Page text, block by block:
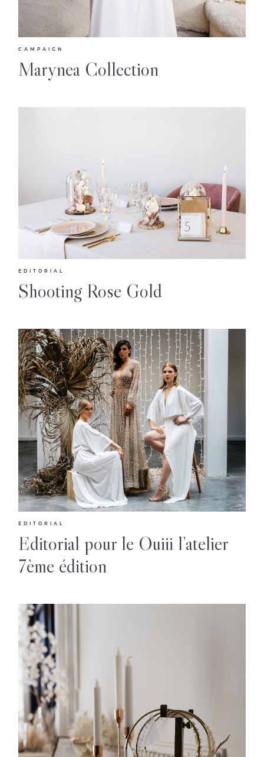
CAMPAIGN
Marynea Collection
EDITORIAL
Shooting Rose Gold
EDITORIAL
Editorial pour le Ouiii l’atelier
7ème édition
Marion
Portfolio
Journal
Contact
Workshop